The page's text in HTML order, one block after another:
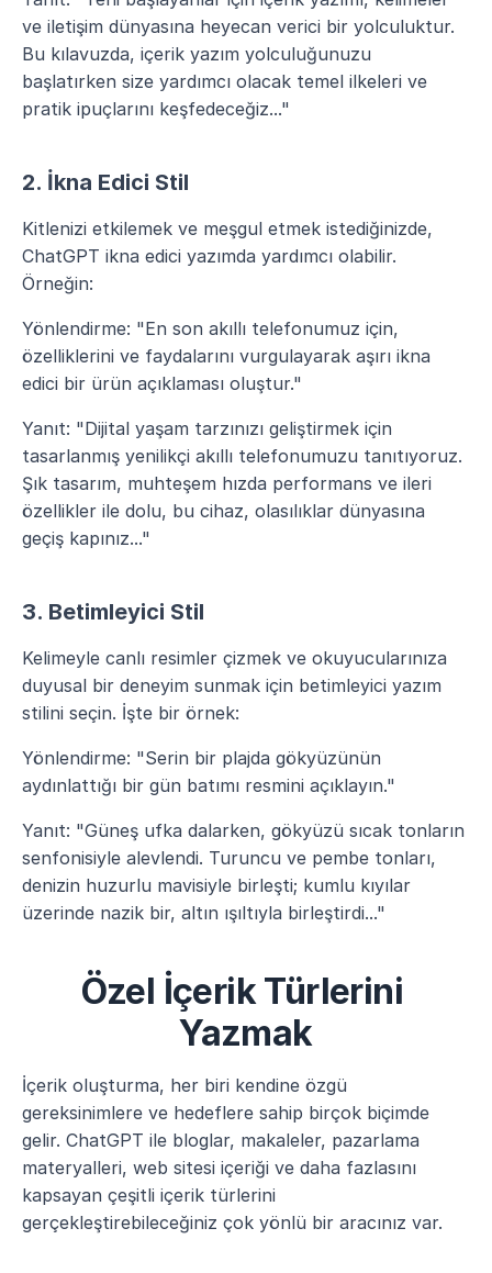
ve iletişim dünyasına heyecan verici bir yolculuktur.
Bu kılavuzda, içerik yazım yolculuğunuzu
başlatırken size yardımcı olacak temel ilkeleri ve
pratik ipuçlarını keşfedeceğiz..."
2. İkna Edici Stil
Kitlenizi etkilemek ve meşgul etmek istediğinizde,
ChatGPT ikna edici yazımda yardımcı olabilir.
Örneğin:
Yönlendirme: "En son akıllı telefonumuz için,
özelliklerini ve faydalarını vurgulayarak aşırı ikna
edici bir ürün açıklaması oluştur."
Yanıt: "Dijital yaşam tarzınızı geliştirmek için
tasarlanmış yenilikçi akıllı telefonumuzu tanıtıyoruz.
Şık tasarım, muhteşem hızda performans ve ileri
özellikler ile dolu, bu cihaz, olasılıklar dünyasına
geçiş kapınız..."
3. Betimleyici Stil
Kelimeyle canlı resimler çizmek ve okuyucularınıza
duyusal bir deneyim sunmak için betimleyici yazım
stilini seçin. İşte bir örnek:
Yönlendirme: "Serin bir plajda gökyüzünün
aydınlattığı bir gün batımı resmini açıklayın."
Yanıt: "Güneş ufka dalarken, gökyüzü sıcak tonların
senfonisiyle alevlendi. Turuncu ve pembe tonları,
denizin huzurlu mavisiyle birleşti; kumlu kıyılar
üzerinde nazik bir, altın ışıltıyla birleştirdi..."
Özel İçerik Türlerini
Yazmak
İçerik oluşturma, her biri kendine özgü
gereksinimlere ve hedeflere sahip birçok biçimde
gelir. ChatGPT ile bloglar, makaleler, pazarlama
materyalleri, web sitesi içeriği ve daha fazlasını
kapsayan çeşitli içerik türlerini
gerçekleştirebileceğiniz çok yönlü bir aracınız var.